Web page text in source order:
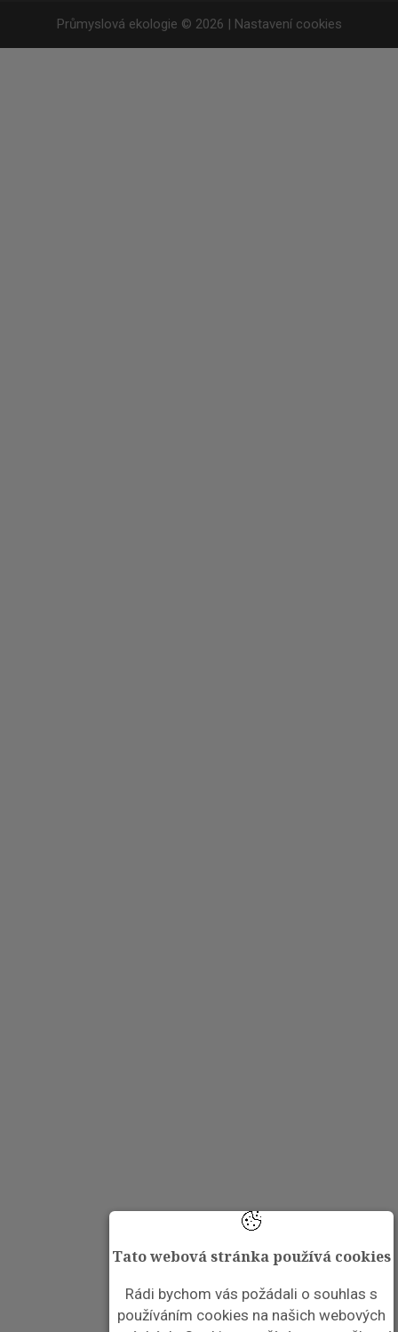
Tato webová stránka používá cookies
Rádi bychom vás požádali o souhlas s
používáním cookies na našich webových
Průmyslová ekologie © 2026 | Nastavení cookies